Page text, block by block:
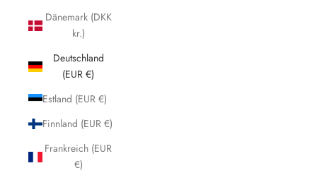
Dänemark (DKK
kr.)
Deutschland
(EUR €)
Estland (EUR €)
Finnland (EUR €)
Frankreich (EUR
€)